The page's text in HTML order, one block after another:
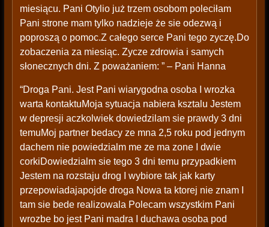
miesiącu. Pani Otylio już trzem osobom poleciłam
Pani strone mam tylko nadzieje że sie odezwą i
poproszą o pomoc.Z całego serce Pani tego zyczę.Do
zobaczenia za miesiąc. Zycze zdrowia i samych
słonecznych dni. Z poważaniem: ” – Pani Hanna
“Droga Pani. Jest Pani wiarygodna osoba I wrozka
warta kontaktuMoja sytuacja nabiera ksztalu Jestem
w depresji aczkolwiek dowiedzilam sie prawdy 3 dni
temuMoj partner bedacy ze mna 2,5 roku pod jednym
dachem nie powiedzialm me ze ma zone I dwie
corkiDowiedzialm sie tego 3 dni temu przypadkiem
Jestem na rozstaju drog I wybiore tak jak karty
przepowiadajapojde droga Nowa ta ktorej nie znam I
tam sie bede realizowala Polecam wszystkim Pani
wrozbe bo jest Pani madra I duchawa osoba pod